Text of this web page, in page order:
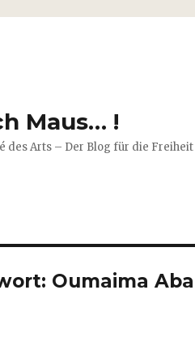
Maus… !
des Arts – Der Blog für die
Oumaima